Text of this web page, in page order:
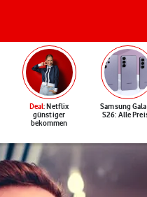
Deal: Netflix
günstiger
bekommen
Samsung
S26: Alle